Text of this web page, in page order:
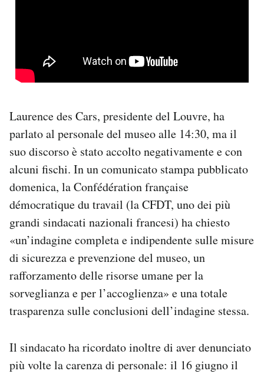
Laurence des Cars, presidente del Louvre, ha
parlato al personale del museo alle 14:30, ma il
suo discorso è stato accolto negativamente e con
alcuni fischi. In un comunicato stampa pubblicato
domenica, la Confédération française
démocratique du travail (la CFDT, uno dei più
grandi sindacati nazionali francesi) ha chiesto
«un’indagine completa e indipendente sulle misure
di sicurezza e prevenzione del museo, un
rafforzamento delle risorse umane per la
sorveglianza e per l’accoglienza» e una totale
trasparenza sulle conclusioni dell’indagine stessa.
Il sindacato ha ricordato inoltre di aver denunciato
più volte la carenza di personale: il 16 giugno il